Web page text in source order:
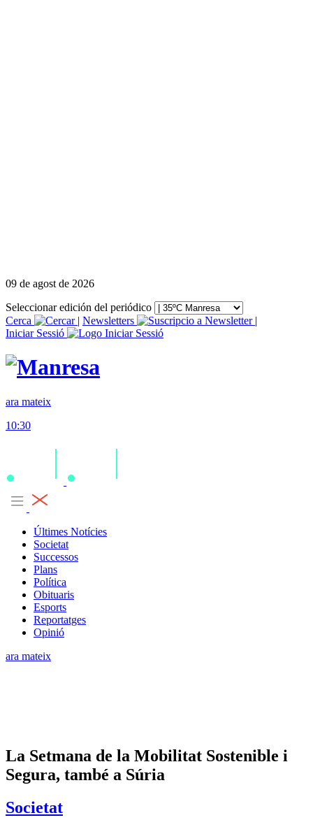
09 de agost de 2026
Seleccionar edición del periódico
Cerca
| Newsletters
|
Iniciar Sessió
ara mateix
10:30
Últimes Notícies
Societat
Successos
Plans
Política
Obituaris
Esports
Reportatges
Opinió
ara mateix
La Setmana de la Mobilitat Sostenible i
Segura, també a Súria
Societat